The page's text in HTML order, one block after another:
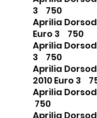
3 750
Aprilia
Euro 3 750
Aprilia
3 750
Aprilia
2010 Euro 3
Aprilia
750
Aprilia